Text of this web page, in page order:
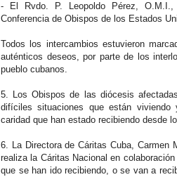
- El Rvdo. P. Leopoldo Pérez,
Conferencia de Obispos de los Estados
Todos los intercambios estuvieron
auténticos deseos, por parte de los
pueblo cubanos.
5. Los Obispos de las diócesis
difíciles situaciones que están
caridad que han estado recibiendo desde
6. La Directora de Cáritas Cuba, Carmen
realiza la Cáritas Nacional en
que se han ido recibiendo, o se van a